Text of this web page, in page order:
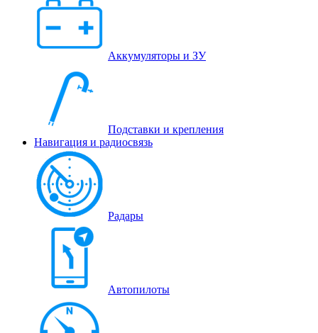
Аккумуляторы и ЗУ
Подставки и крепления
Навигация и радиосвязь
Радары
Автопилоты